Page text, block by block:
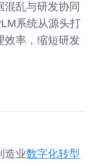
乱与研发协同
系统从源头打
效率，缩短研发
造业数字化转型